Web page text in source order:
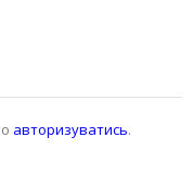
авторизуватись.